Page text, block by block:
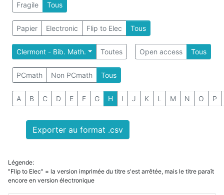
Fragile Tous
Papier Electronic Flip to Elec Tous
Clermont - Bib. Math. Toutes Open access Tous
PCmath Non PCmath Tous
A B C D E F G H I J K L M N O P
Exporter au format .csv
Légende:
"Flip to Elec" = la version imprimée du titre s'est arrêtée, mais le titre paraît
encore en version électronique